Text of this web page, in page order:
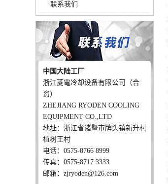
联系我们
中国大陆工厂
浙江菱電冷却设备有限公司（合
资）
ZHEJIANG RYODEN COOLING
EQUIPMENT CO.,LTD
地址：浙江省诸暨市牌头镇新升村
植树王村
电话：0575-8766 8999
传真：0575-8717 3333
邮箱：zjryoden@126.com